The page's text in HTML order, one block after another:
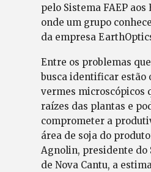
pelo Sistema FAEP aos
onde um grupo
da empresa
Entre os problemas
busca identificar estão
vermes microscópicos
raízes das plantas e
comprometer a
área de soja do
Agnolin, presidente do
de Nova Cantu, a